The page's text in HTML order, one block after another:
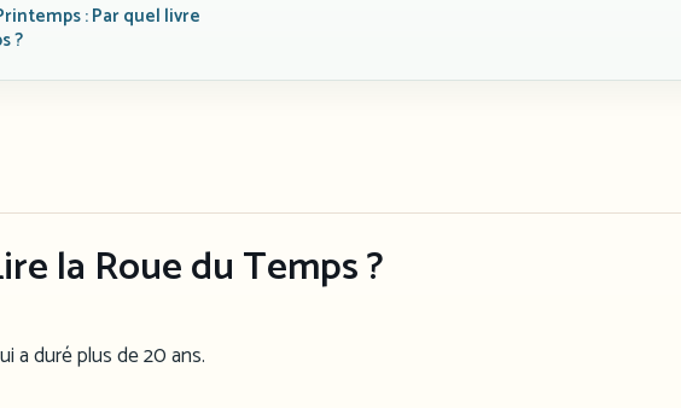
: Par quel livre
?
la Roue du Temps ?
a duré plus de 20 ans.